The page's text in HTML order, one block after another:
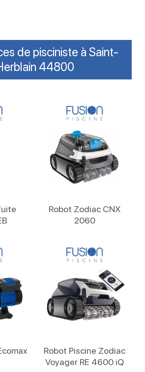
de pisciniste à Saint-
44800
Robot Zodiac CNX
2060
Robot Piscine Zodiac
Voyager RE 4600 iQ